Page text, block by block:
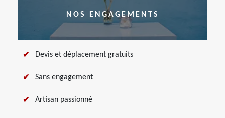
NOS ENGAGEMENTS
Devis et déplacement gratuits
Sans engagement
Artisan passionné